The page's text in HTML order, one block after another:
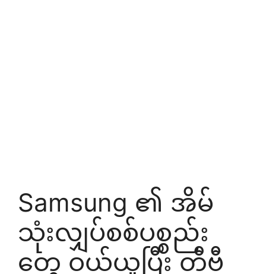
Samsung ၏ အိမ်
သုံးလျှပ်စစ်ပစ္စည်း
တွေ ဝယ်ယူပြီး တီဗီ